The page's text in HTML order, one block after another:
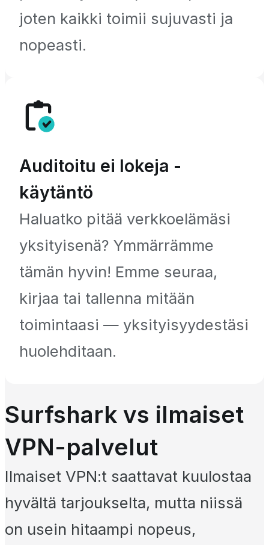
joten kaikki toimii sujuvasti ja
nopeasti.
Auditoitu ei lokeja -
käytäntö
Haluatko pitää verkkoelämäsi
yksityisenä? Ymmärrämme
tämän hyvin! Emme seuraa,
kirjaa tai tallenna mitään
toimintaasi — yksityisyydestäsi
huolehditaan.
Surfshark vs ilmaiset
VPN-palvelut
Ilmaiset VPN:t saattavat kuulostaa
hyvältä tarjoukselta, mutta niissä
on usein hitaampi nopeus,